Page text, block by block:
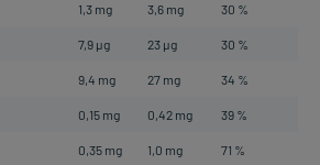
1,3 mg 3,6 mg 30 %
7,9 µg 23 µg 30 %
9,4 mg 27 mg 34 %
0,15 mg 0,42 mg 39 %
0,35 mg 1,0 mg 71 %